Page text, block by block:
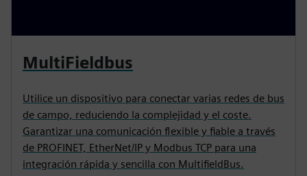
MultiFieldbus
Utilice un dispositivo para conectar varias redes de bus
de campo, reduciendo la complejidad y el coste.
Garantizar una comunicación flexible y fiable a través
de PROFINET, EtherNet/IP y Modbus TCP para una
integración rápida y sencilla con MultifieldBus.